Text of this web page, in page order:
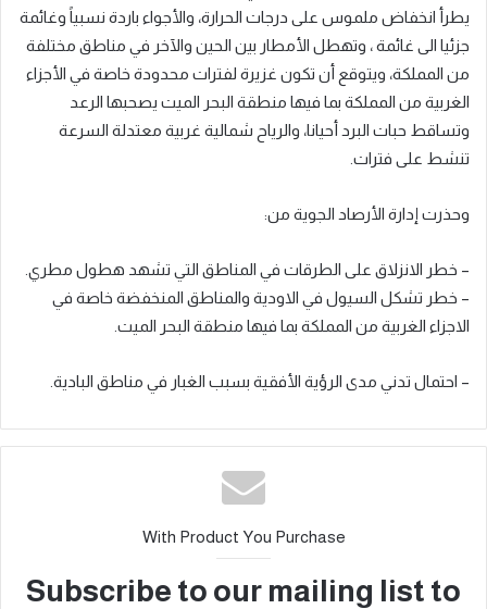
يطرأ انخفاض ملموس على درجات الحرارة، والأجواء باردة نسبياً وغائمة
جزئيا الى غائمة ، وتهطل الأمطار بين الحين والآخر في مناطق مختلفة
من المملكة، ويتوقع أن تكون غزيرة لفترات محدودة خاصة في الأجزاء
الغربية من المملكة بما فيها منطقة البحر الميت يصحبها الرعد
وتساقط حبات البرد أحيانا، والرياح شمالية غربية معتدلة السرعة
تنشط على فترات.
وحذرت إدارة الأرصاد الجوية من:
– خطر الانزلاق على الطرقات في المناطق التي تشهد هطول مطري.
– خطر تشكل السيول في الاودية والمناطق المنخفضة خاصة في
الاجزاء الغربية من المملكة بما فيها منطقة البحر الميت.
– احتمال تدني مدى الرؤية الأفقية بسبب الغبار في مناطق البادية.
With Product You Purchase
Subscribe to our mailing list to